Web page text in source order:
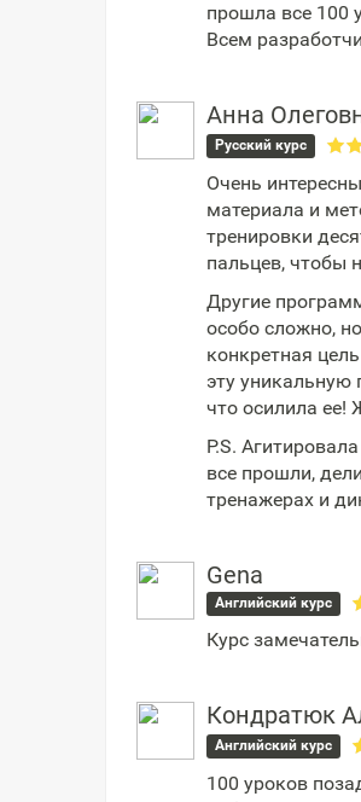
прошла все 100
Всем
Анна
Русский курс
Очень
материала и
тренировки
пальцев, чтобы
Другие
особо сложно,
конкретная
эту уникальную
что осилила ее!
P.S.
все прошли,
тренажерах и
Gena
Английский курс
Курс
Кондратюк
Английский курс
100 уроков